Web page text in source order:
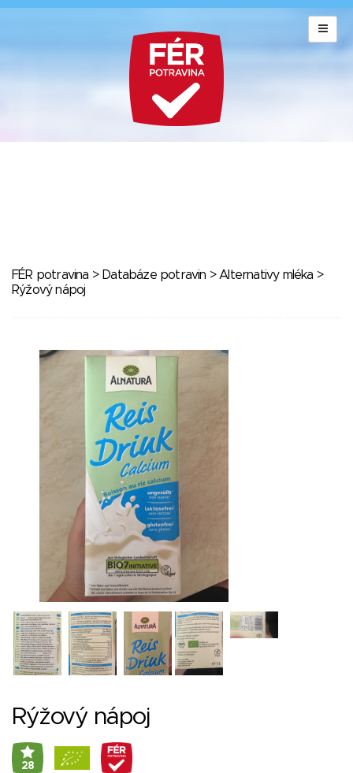
FÉR potravina > Databáze potravin > Alternativy mléka >
Rýžový nápoj
Rýžový nápoj
28